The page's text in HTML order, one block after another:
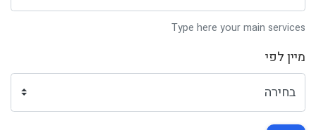
Type here your main services
מיין לפי